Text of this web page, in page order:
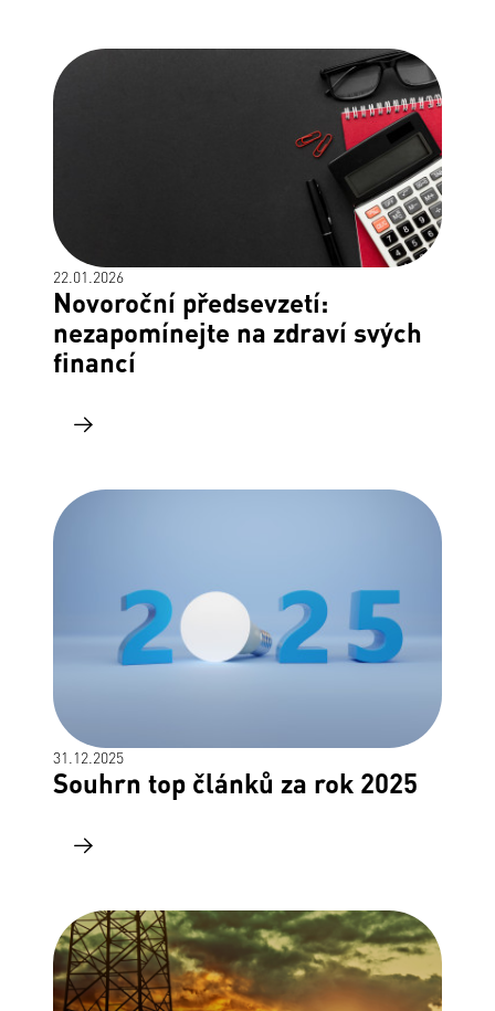
22.01.2026
Novoroční předsevzetí:
nezapomínejte na zdraví svých
financí
31.12.2025
Souhrn top článků za rok 2025